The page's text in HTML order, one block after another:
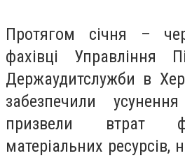
Протягом січня –
фахівці Управління
Держаудитслужби в
забезпечили
призвели втрат
матеріальних